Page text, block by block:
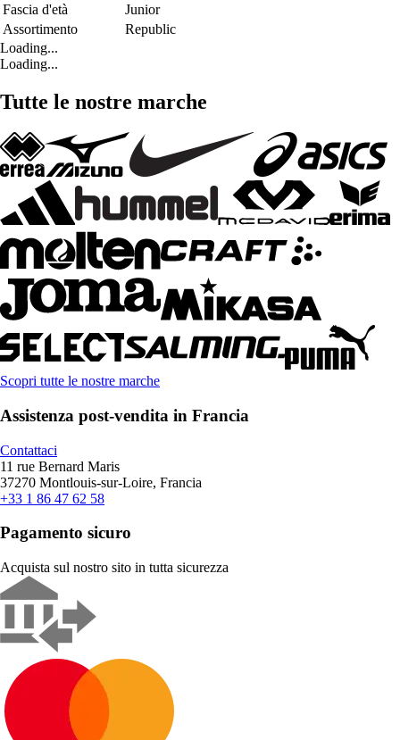
Fascia d'età
Junior
Assortimento
Republic
Loading...
Loading...
Tutte le nostre marche
Scopri tutte le nostre marche
Assistenza post-vendita in Francia
Contattaci
11 rue Bernard Maris
37270 Montlouis-sur-Loire, Francia
+33 1 86 47 62 58
Pagamento sicuro
Acquista sul nostro sito in tutta sicurezza